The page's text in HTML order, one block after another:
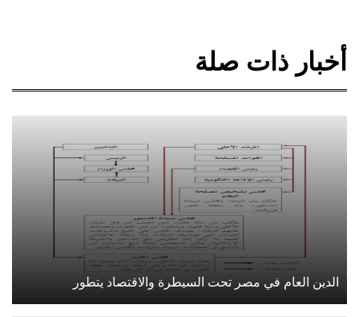
أخبار ذات صلة
الدين العام في مصر تحت السيطرة والاقتصاد يتطور